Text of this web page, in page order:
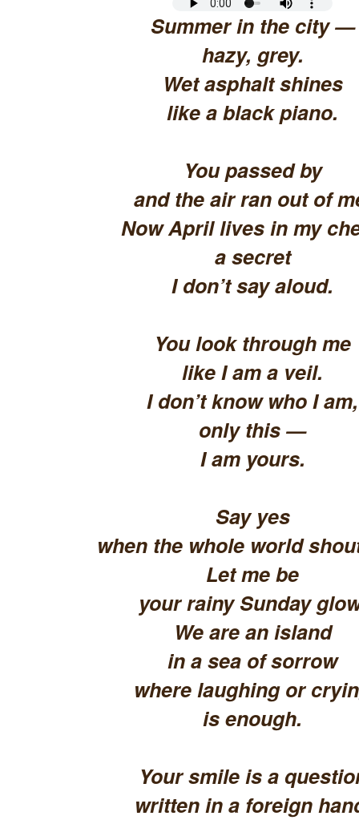
Summer in the city —
hazy, grey.
Wet asphalt shines
like a black piano.
You passed by
and the air ran out of
Now April lives in my
a secret
I don’t say aloud.
You look through me
like I am a veil.
I don’t know who I am,
only this —
I am yours.
Say yes
when the whole world
Let me be
your rainy Sunday
We are an island
in a sea of sorrow
where laughing or
is enough.
Your smile is a
written in a foreign